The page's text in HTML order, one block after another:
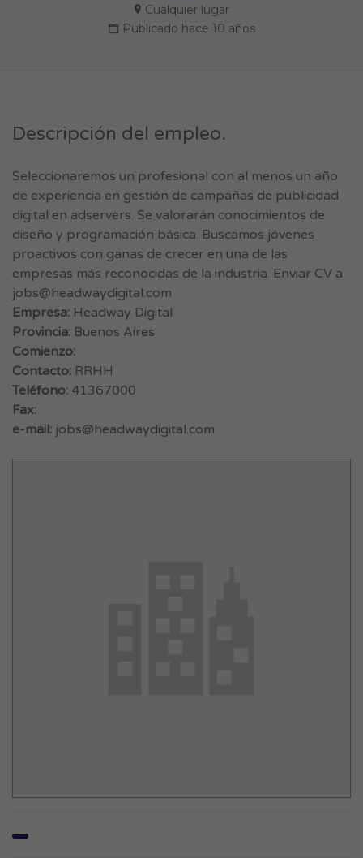
Cualquier lugar
Publicado hace 10 años
Descripción del empleo.
Seleccionaremos un profesional con al menos un año
de experiencia en gestión de campañas de publicidad
digital en adservers. Se valorarán conocimientos de
diseño y programación básica. Buscamos jóvenes
proactivos con ganas de crecer en una de las
empresas más reconocidas de la industria. Enviar CV a
jobs@headwaydigital.com
Empresa: Headway Digital
Provincia: Buenos Aires
Comienzo:
Contacto: RRHH
Teléfono: 41367000
Fax:
e-mail: jobs@headwaydigital.com